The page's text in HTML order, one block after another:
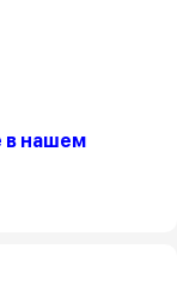
в нашем